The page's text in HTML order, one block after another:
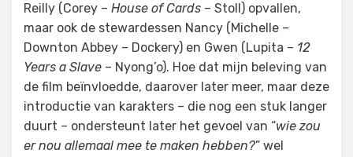
Reilly (Corey – House of Cards – Stoll) opvallen,
maar ook de stewardessen Nancy (Michelle –
Downton Abbey – Dockery) en Gwen (Lupita – 12
Years a Slave – Nyong’o). Hoe dat mijn beleving van
de film beïnvloedde, daarover later meer, maar deze
introductie van karakters – die nog een stuk langer
duurt – ondersteunt later het gevoel van “wie zou
er nou allemaal mee te maken hebben?” wel